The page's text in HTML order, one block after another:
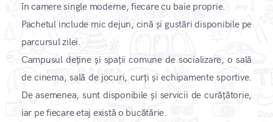
în camere single moderne, fiecare cu baie proprie.
Pachetul include mic dejun, cină și gustări disponibile pe
parcursul zilei.
Campusul deține și spații comune de socializare, o sală
de cinema, sală de jocuri, curți și echipamente sportive.
De asemenea, sunt disponibile și servicii de curățătorie,
iar pe fiecare etaj există o bucătărie.